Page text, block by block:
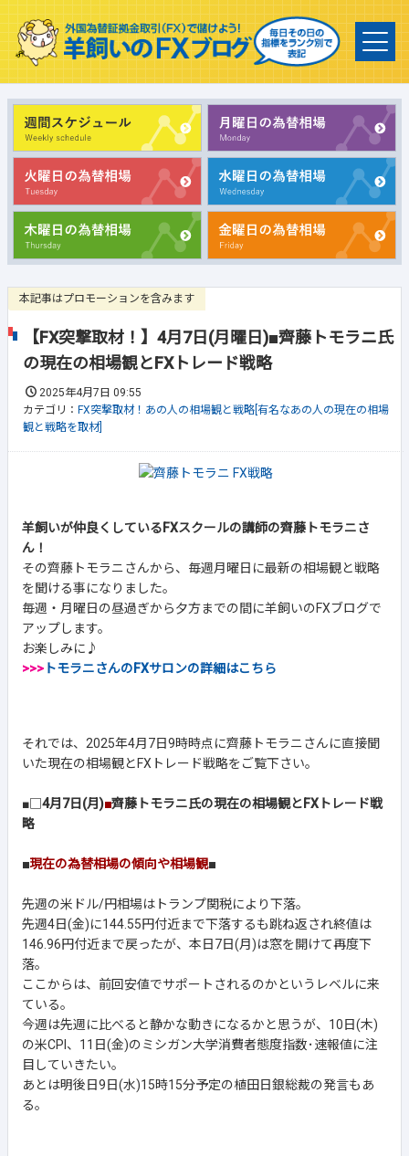
本記事はプロモーションを含みます
【FX突撃取材！】4月7日(月曜日)■齊藤トモラニ氏
の現在の相場観とFXトレード戦略
2025年4月7日 09:55
カテゴリ： FX突撃取材！あの人の相場観と戦略[有名なあの人の現在の相場
観と戦略を取材]
羊飼いが仲良くしているFXスクールの講師の齊藤トモラニさ
ん！
その齊藤トモラニさんから、毎週月曜日に最新の相場観と戦略
を聞ける事になりました。
毎週・月曜日の昼過ぎから夕方までの間に羊飼いのFXブログで
アップします。
お楽しみに♪
>>> トモラニさんのFXサロンの詳細はこちら
それでは、2025年4月7日9時時点に齊藤トモラニさんに直接聞
いた現在の相場観とFXトレード戦略をご覧下さい。
■□4月7日(月)■齊藤トモラニ氏の現在の相場観とFXトレード戦
略
■現在の為替相場の傾向や相場観■
先週の米ドル/円相場はトランプ関税により下落。
先週4日(金)に144.55円付近まで下落するも跳ね返され終値は
146.96円付近まで戻ったが、本日7日(月)は窓を開けて再度下
落。
ここからは、前回安値でサポートされるのかというレベルに来
ている。
今週は先週に比べると静かな動きになるかと思うが、10日(木)
の米CPI、11日(金)のミシガン大学消費者態度指数･速報値に注
目していきたい。
あとは明後日9日(水)15時15分予定の植田日銀総裁の発言もあ
る。